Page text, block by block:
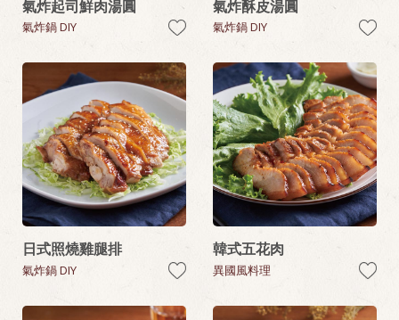
氣炸起司鮮肉湯圓
氣炸鍋 DIY
氣炸酥皮湯圓
氣炸鍋 DIY
日式照燒雞腿排
氣炸鍋 DIY
韓式五花肉
異國風料理